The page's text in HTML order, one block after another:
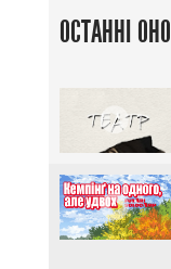
ОСТАННІ